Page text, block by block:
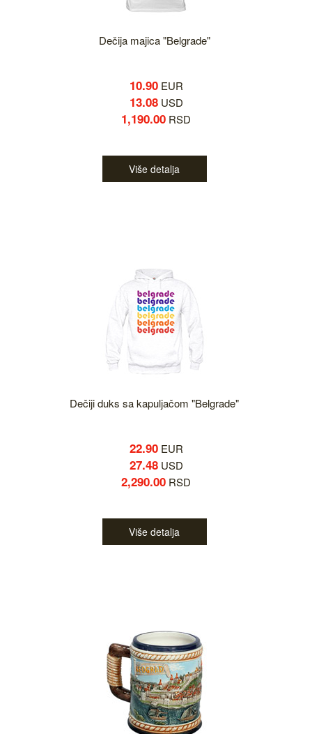
Dečija majica "Belgrade"
10.90EUR
13.08USD
1,190.00 RSD
Više detalja
Dečiji duks sa kapuljačom "Belgrade"
22.90EUR
27.48USD
2,290.00 RSD
Više detalja